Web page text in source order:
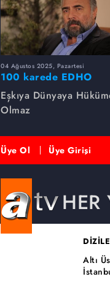
04 Ağustos 2025, Pazartesi
100 karede EDHO
Eşkıya Dünyaya
Olmaz
Üye Ol Üye Girişi
HER
Altı